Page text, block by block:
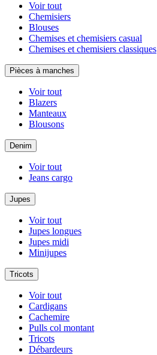
Voir tout
Chemisiers
Blouses
Chemises et chemisiers casual
Chemises et chemisiers classiques
Pièces à manches
Voir tout
Blazers
Manteaux
Blousons
Denim
Voir tout
Jeans cargo
Jupes
Voir tout
Jupes longues
Jupes midi
Minijupes
Tricots
Voir tout
Cardigans
Cachemire
Pulls col montant
Tricots
Débardeurs